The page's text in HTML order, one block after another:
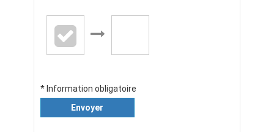
* Information obligatoire
Envoyer